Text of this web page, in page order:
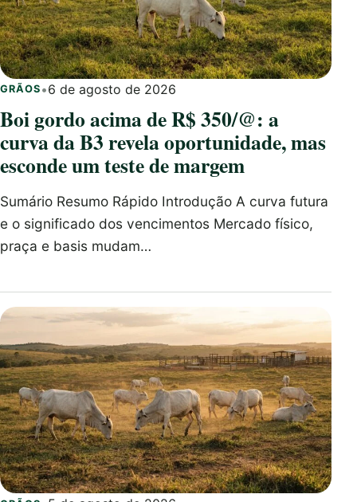
GRÃOS •6 de agosto de 2026
Boi gordo acima de R$ 350/@: a
curva da B3 revela oportunidade, mas
esconde um teste de margem
Sumário Resumo Rápido Introdução A curva futura
e o significado dos vencimentos Mercado físico,
praça e basis mudam…